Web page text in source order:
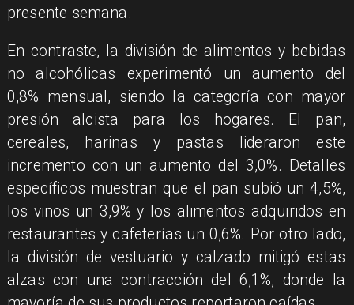
presente semana.
En contraste, la división de alimentos y bebidas
no alcohólicas experimentó un aumento del
0,8% mensual, siendo la categoría con mayor
presión alcista para los hogares. El pan,
cereales, harinas y pastas lideraron este
incremento con un aumento del 3,0%. Detalles
específicos muestran que el pan subió un 4,5%,
los vinos un 3,9% y los alimentos adquiridos en
restaurantes y cafeterías un 0,6%. Por otro lado,
la división de vestuario y calzado mitigó estas
alzas con una contracción del 6,1%, donde la